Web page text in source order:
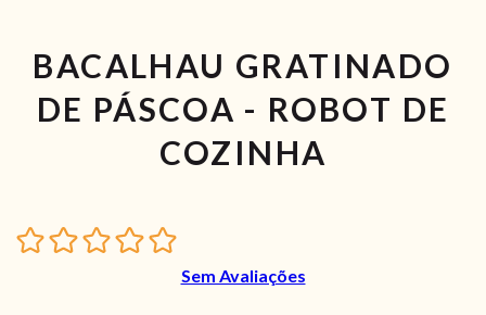
BACALHAU GRATINADO
DE PÁSCOA - ROBOT DE
COZINHA
Sem Avaliações